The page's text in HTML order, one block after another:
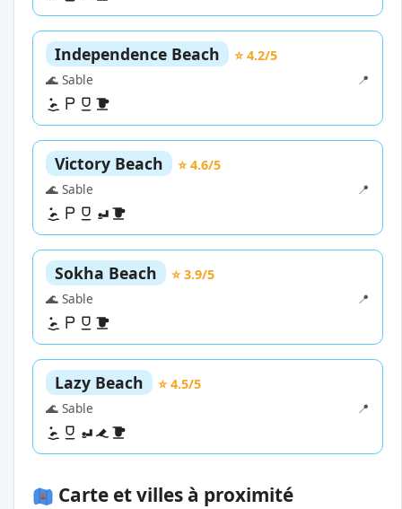
Independence Beach
⭐ 4.2/5
🌊 Sable
📍
Victory Beach
⭐ 4.6/5
🌊 Sable
📍
Sokha Beach
⭐ 3.9/5
🌊 Sable
📍
Lazy Beach
⭐ 4.5/5
🌊 Sable
📍
Carte et villes à proximité